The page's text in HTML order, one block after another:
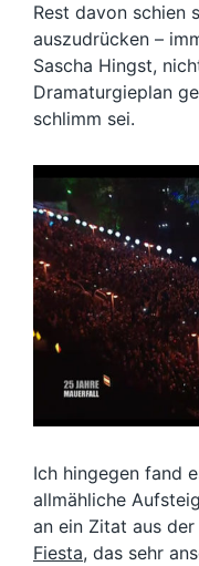
Rest davon schien
auszudrücken –
Sascha Hingst,
Dramaturgieplan
schlimm sei.
Ich hingegen fand
allmähliche
an ein Zitat aus
Fiesta, das sehr